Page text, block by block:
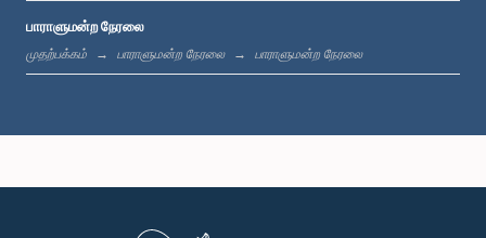
பி.ப. 1:33 - பி.ப. 1:39
பாராளுமன்ற நேரலை
முதற்பக்கம் பாராளுமன்ற நேரலை பாராளுமன்ற நேரலை